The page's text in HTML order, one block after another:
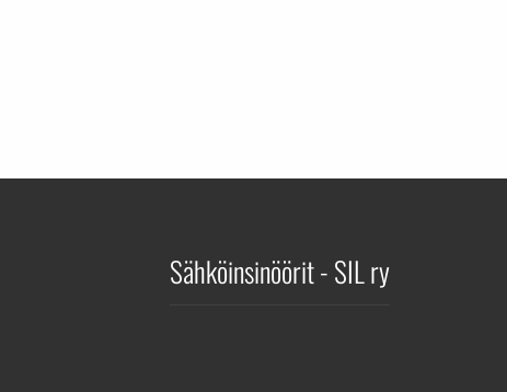
Sähköinsinöörit - SIL ry